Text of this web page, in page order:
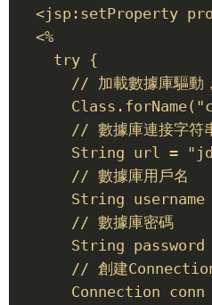
<jsp:setProperty
  <%
    try {
// 加載數據庫驅動
// 數據庫連接字符
String url =
      // 數據庫用戶名
String username
      // 數據庫密碼
String password
// 創建
Connection